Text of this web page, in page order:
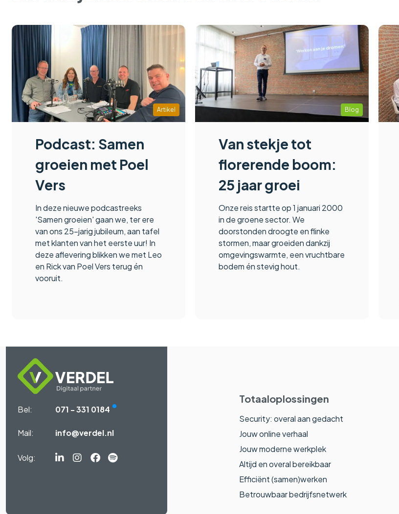
Artikel
Podcast: Samen
groeien met Poel
Vers
In deze nieuwe podcastreeks
'Samen groeien' gaan we, ter ere
van ons 25-jarig jubileum, aan tafel
met klanten van het eerste uur! In
deze aflevering blikken we met Leo
en Rick van Poel Vers terug én
vooruit.
Blog
Van stekje tot
florerende boom:
25 jaar groei
Onze reis startte op 1 januari 2000
in de groene sector. We
doorstonden droogte en flinke
stormen, maar groeiden dankzij
omgevingswarmte, een vruchtbare
bodem én stevig hout.
Bel: 071 - 331 0184
Mail: info@verdel.nl
Volg:
Linkedin-
Instagram
Facebook
Spotify
Totaaloplossingen
Security: overal aan gedacht
Jouw online verhaal
Jouw moderne werkplek
Altijd en overal bereikbaar
Efficiënt (samen)werken
Betrouwbaar bedrijfsnetwerk